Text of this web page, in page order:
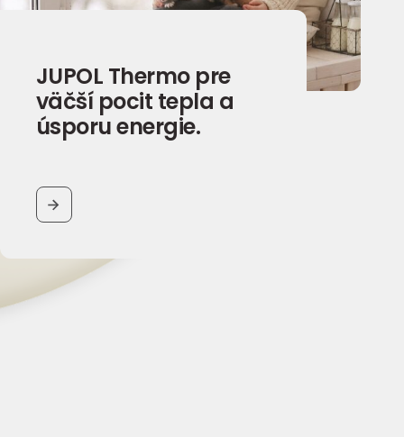
JUPOL Thermo pre
väčší pocit tepla a
úsporu energie.
BUTTON